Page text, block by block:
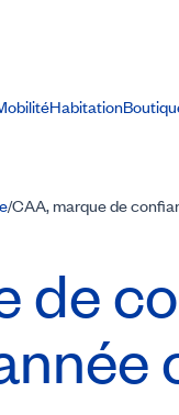
Habitation
/CAA, marque de
de